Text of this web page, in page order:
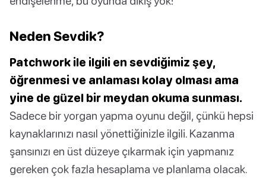
Neden Sevdik?
Patchwork ile ilgili en sevdiğimiz şey,
öğrenmesi ve anlaması kolay olması ama
yine de güzel bir meydan okuma sunması.
Sadece bir yorgan yapma oyunu değil, çünkü hepsi
kaynaklarınızı nasıl yönettiğinizle ilgili. Kazanma
şansınızı en üst düzeye çıkarmak için yapmanız
gereken çok fazla hesaplama ve planlama olacak.